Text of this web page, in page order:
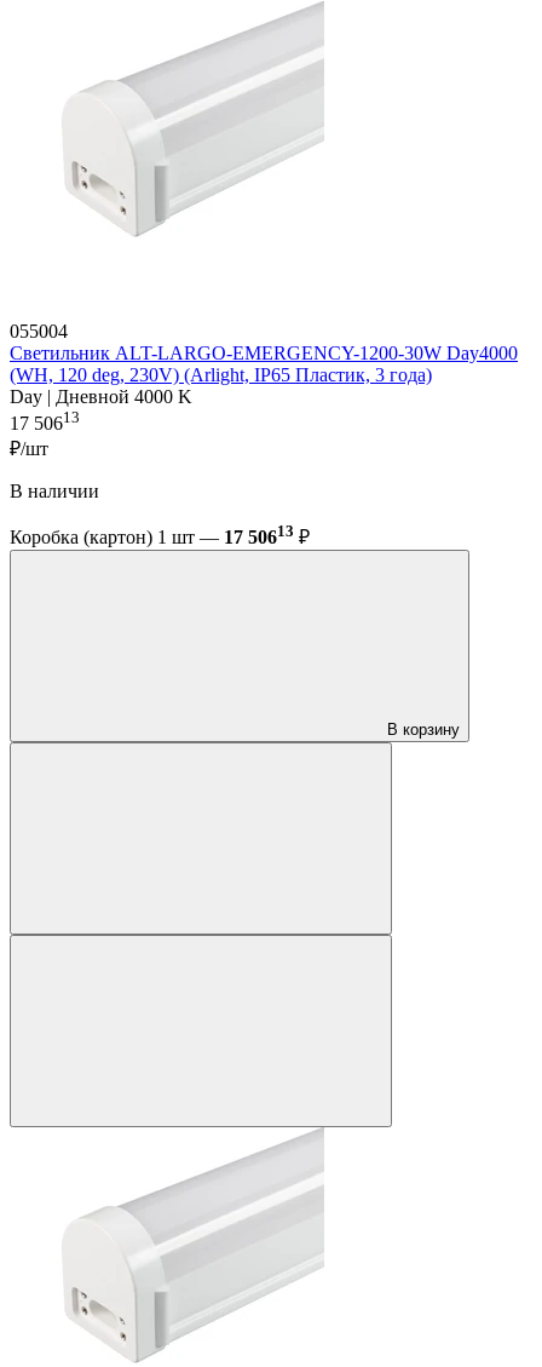
055004
Светильник ALT-LARGO-EMERGENCY-1200-30W Day4000
(WH, 120 deg, 230V) (Arlight, IP65 Пластик, 3 года)
Day | Дневной 4000 K
17 50613
₽/шт
В наличии
Коробка (картон) 1 шт — 17 50613 ₽
В корзину